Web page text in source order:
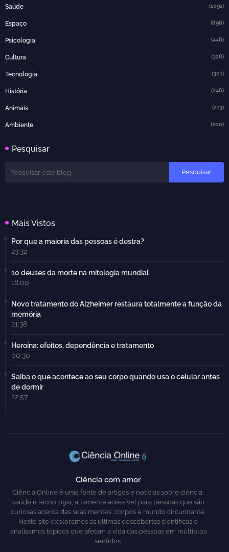
Saúde (1091)
Espaço (896)
Psicologia (448)
Cultura (328)
Tecnologia (301)
História (246)
Animais (213)
Ambiente (200)
Pesquisar
Mais Vistos
Por que a maioria das pessoas é destra?
23:32
10 deuses da morte na mitologia mundial
18:00
Novo tratamento do Alzheimer restaura totalmente a função da
memória
21:38
Heroína: efeitos, dependência e tratamento
00:30
Saiba o que acontece ao seu corpo quando usa o celular antes
de dormir
22:57
Ciência com amor
Ciência Online é uma fonte de artigos e notícias sobre ciência,
saúde e tecnologia, altamente acessível para pessoas que são
curiosas acerca das suas mentes, corpos e mundo circundante.
Neste site exploramos as ultimas descobertas científicas e
analisamos tópicos que afetam a vida das pessoas em múltiplos
sentidos.